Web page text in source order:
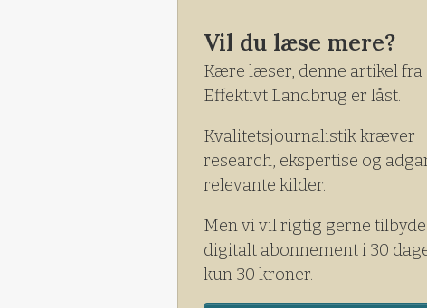
Vil du læse mere?
Kære læser, denne artikel fra
Effektivt Landbrug er låst.
Kvalitetsjournalistik kræver
research, ekspertise og
relevante kilder.
Men vi vil rigtig gerne
digitalt abonnement i 30
kun 30 kroner.